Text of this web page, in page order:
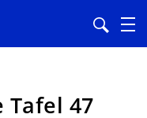
Tafel 47